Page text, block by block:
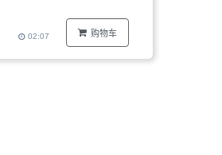
购物车
02:07